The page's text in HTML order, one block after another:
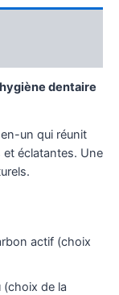
dentaire
un qui réunit
et éclatantes. Une
actif (choix
de la